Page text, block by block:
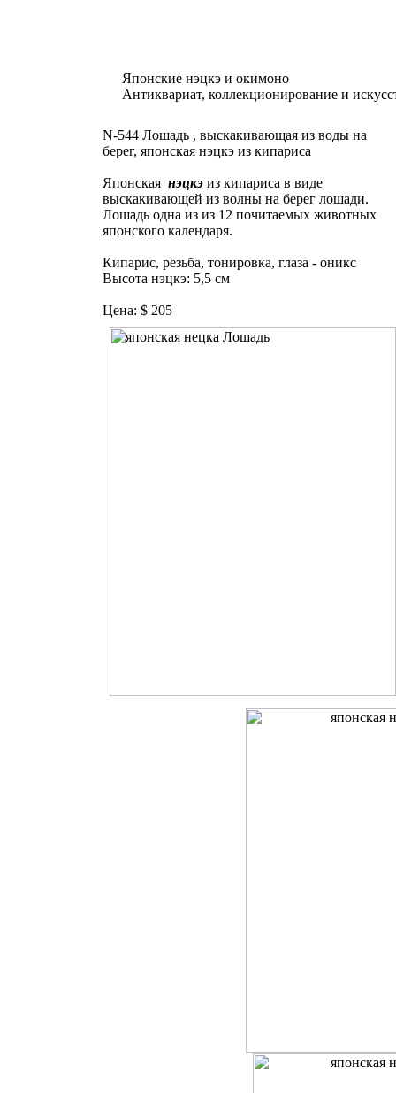
Японские нэцкэ и окимоно
Антиквариат, коллекционирование и
N-544 Лошадь , выскакивающая из воды на
берег, японская нэцкэ из кипариса
Японская нэцкэ из кипариса в виде
выскакивающей из волны на берег лошади.
Лошадь одна из из 12 почитаемых животных
японского календаря.
Кипарис, резьба, тонировка, глаза - оникс
Высота нэцкэ: 5,5 см
Цена: $ 205